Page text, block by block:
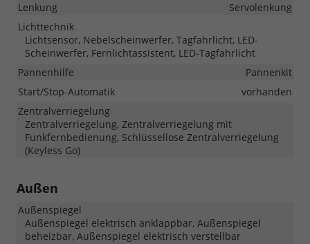
Lenkung
Servolenkung
Lichttechnik
Lichtsensor, Nebelscheinwerfer, Tagfahrlicht, LED-
Scheinwerfer, Fernlichtassistent, LED-Tagfahrlicht
Pannenhilfe
Pannenkit
Start/Stop-Automatik
vorhanden
Zentralverriegelung
Zentralverriegelung, Zentralverriegelung mit
Funkfernbedienung, Schlüssellose Zentralverriegelung
(Keyless Go)
Außen
Außenspiegel
Außenspiegel elektrisch anklappbar, Außenspiegel
beheizbar, Außenspiegel elektrisch verstellbar